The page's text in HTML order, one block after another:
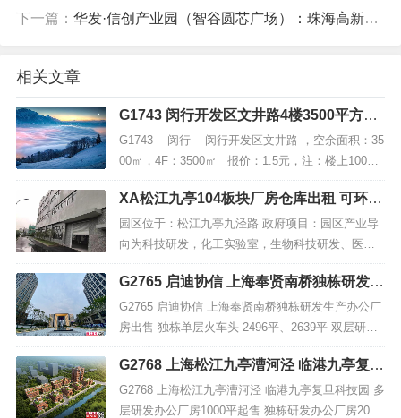
下一篇： 华发·信创产业园（智谷圆芯广场）：珠海高新区信息技术产业全新载体
相关文章
G1743 闵行开发区文井路4楼3500平方米
厂房仓库出租 104地块
G1743 闵行 闵行开发区文井路 ，空余面积：35
00㎡，4F：3500㎡ 报价：1.5元，注：楼上100㎡
起分割【项目配套】三部货梯+大量停车位【项目配
电】200kv【项目概括】绿证+104板块+产证...
XA松江九亭104板块厂房仓库出租 可环评
带排风系统可做实验研发中心 科技研发、
化工、生物、医疗、食品等行业
园区位于：松江九亭九泾路 政府项目：园区产业导
向为科技研发，化工实验室，生物科技研发、医疗
器械，正规104板块生产工业用地，可包办环评报
告，专业排污纳管、排风系统。厂房高度：一楼层
高7米可搭双层办公室。楼上4.8米高光线好通风好
有对窗，每层配有4间卫生间，停车位充足免停车
费。面积：200平...
G2765 启迪协信 上海奉贤南桥独栋研发生
产办公厂房出售 独栋单层火车头 2496
平、2639平 双层研发厂房1700平起 独栋
三层1248平起
G2765 启迪协信 上海奉贤南桥独栋研发生产办公厂
房出售 独栋单层火车头 2496平、2639平 双层研发
厂房1700平起 独栋三层1248平起 【项目地址】：
大叶公路3918号 【交通】：周边配套齐全，交通便
利，距5号线萧塘站仅500米，距S4沪金高速、虹梅
路隧道1.5公里，半小时可达虹桥机场【...
G2768 上海松江九亭漕河泾 临港九亭复旦
科技园 多层研发办公厂房1000平起售 独
栋研发办公厂房2000平起出售 1.9万/平
G2768 上海松江九亭漕河泾 临港九亭复旦科技园 多
层研发办公厂房1000平起售 独栋研发办公厂房2000